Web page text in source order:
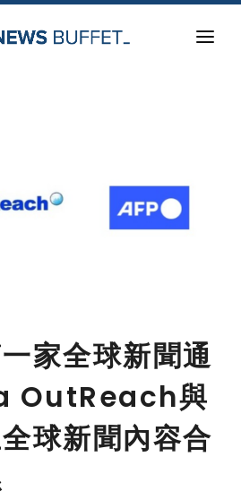
家全球新聞通
OutReach與
球新聞內容合